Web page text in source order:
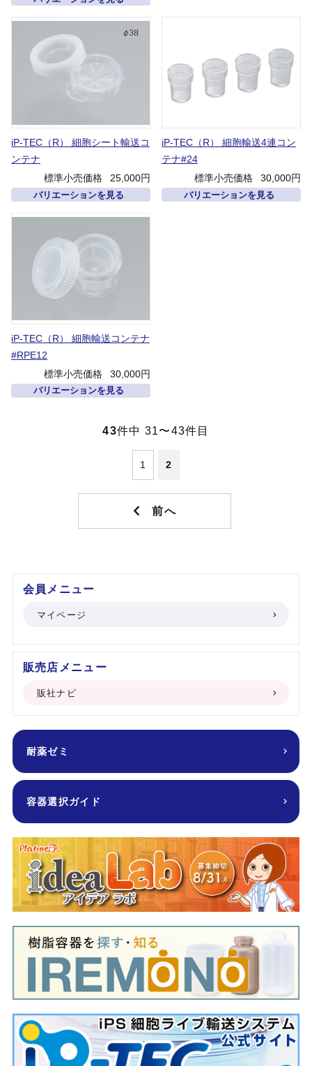
iP-TEC（R） 細胞シート輸送コ
ンテナ
標準小売価格
25,000円
バリエーションを見る
iP-TEC（R） 細胞輸送4連コン
テナ#24
標準小売価格
30,000円
バリエーションを見る
iP-TEC（R） 細胞輸送コンテナ
#RPE12
標準小売価格
30,000円
バリエーションを見る
43件中 31〜43件目
1 2
会員メニュー
マイページ
販売店メニュー
販社ナビ
耐薬ゼミ
容器選択ガイド